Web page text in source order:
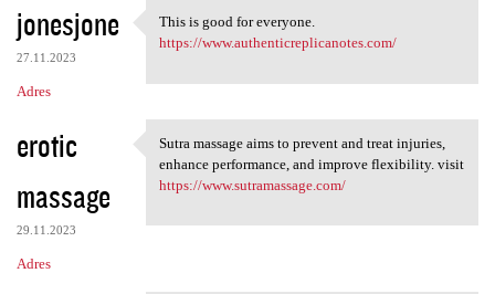
jonesjone
27.11.2023
Adres
This is good for everyone.
This is good for everyone.
https://www.authenticreplicanotes.com/
erotic
massage
29.11.2023
Adres
Sutra massage aims to prevent
Sutra massage aims to prevent and treat injuries,
enhance performance, and improve flexibility. visit
https://www.sutramassage.com/